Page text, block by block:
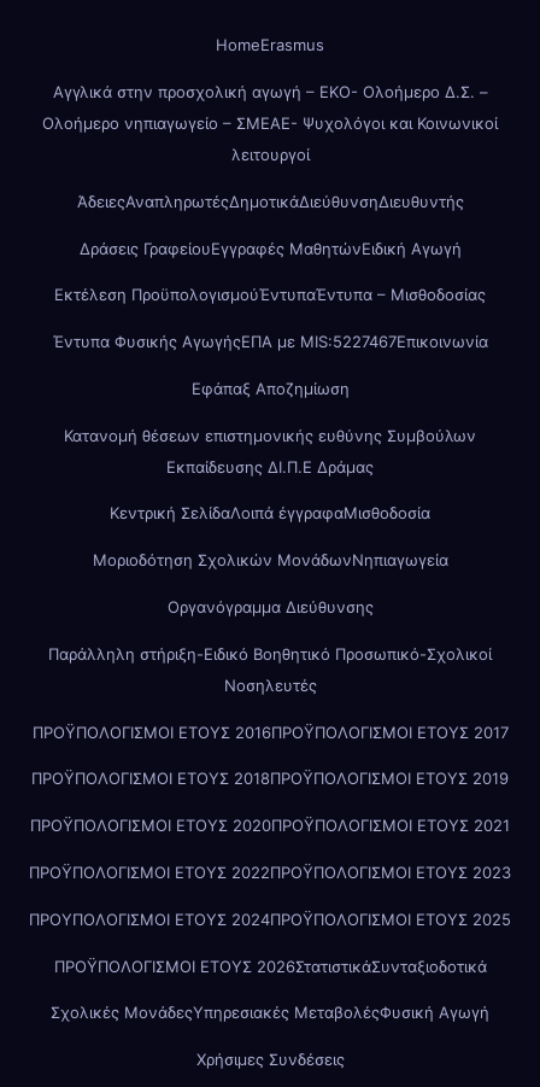
HomeErasmus
Αγγλικά στην προσχολική αγωγή – ΕΚΟ- Ολοήμερο Δ.Σ. –
Ολοήμερο νηπιαγωγείο – ΣΜΕΑΕ- Ψυχολόγοι και Κοινωνικοί
λειτουργοί
ΆδειεςΑναπληρωτέςΔημοτικάΔιεύθυνσηΔιευθυντής
Δράσεις ΓραφείουΕγγραφές ΜαθητώνΕιδική Αγωγή
Εκτέλεση ΠροϋπολογισμούΈντυπαΈντυπα – Μισθοδοσίας
Έντυπα Φυσικής ΑγωγήςΕΠΑ με MIS:5227467Επικοινωνία
Εφάπαξ Αποζημίωση
Κατανομή θέσεων επιστημονικής ευθύνης Συμβούλων
Εκπαίδευσης ΔΙ.Π.Ε Δράμας
Κεντρική ΣελίδαΛοιπά έγγραφαΜισθοδοσία
Μοριοδότηση Σχολικών ΜονάδωνΝηπιαγωγεία
Οργανόγραμμα Διεύθυνσης
Παράλληλη στήριξη-Ειδικό Βοηθητικό Προσωπικό-Σχολικοί
Νοσηλευτές
ΠΡΟΫΠΟΛΟΓΙΣΜΟΙ ΕΤΟΥΣ 2016ΠΡΟΫΠΟΛΟΓΙΣΜΟΙ ΕΤΟΥΣ 2017
ΠΡΟΫΠΟΛΟΓΙΣΜΟΙ ΕΤΟΥΣ 2018ΠΡΟΫΠΟΛΟΓΙΣΜΟΙ ΕΤΟΥΣ 2019
ΠΡΟΫΠΟΛΟΓΙΣΜΟΙ ΕΤΟΥΣ 2020ΠΡΟΫΠΟΛΟΓΙΣΜΟΙ ΕΤΟΥΣ 2021
ΠΡΟΫΠΟΛΟΓΙΣΜΟΙ ΕΤΟΥΣ 2022ΠΡΟΫΠΟΛΟΓΙΣΜΟΙ ΕΤΟΥΣ 2023
ΠΡΟΥΠΟΛΟΓΙΣΜΟΙ ΕΤΟΥΣ 2024ΠΡΟΫΠΟΛΟΓΙΣΜΟΙ ΕΤΟΥΣ 2025
ΠΡΟΫΠΟΛΟΓΙΣΜΟΙ ΕΤΟΥΣ 2026ΣτατιστικάΣυνταξιοδοτικά
Σχολικές ΜονάδεςΥπηρεσιακές ΜεταβολέςΦυσική Αγωγή
Χρήσιμες Συνδέσεις